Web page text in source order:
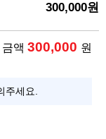
300,000원
액 300,000 원
세요.